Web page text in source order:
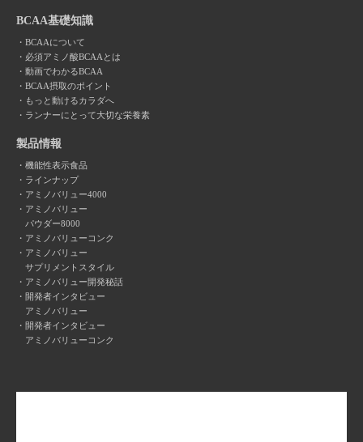
BCAA基礎知識
BCAAについて
必須アミノ酸BCAAとは
動画でわかるBCAA
BCAA摂取のポイント
もっと動けるカラダへ
ランナーにとって大切な栄養素
製品情報
機能性表示食品
ラインナップ
アミノバリュー4000
アミノバリュー
パウダー8000
アミノバリューコンク
アミノバリュー
サプリメントスタイル
アミノバリュー開発秘話
開発者インタビュー
アミノバリュー
開発者インタビュー
アミノバリューコンク